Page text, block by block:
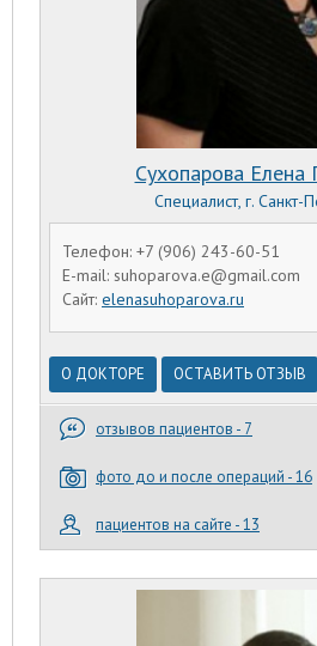
Телефон: +7 (906) 243-60-51
E-mail: suhoparova.e@gmail.com
Сайт: elenasuhoparova.ru
Сухопарова Елена
Специалист, г. Санкт-
О ДОКТОРЕ ОСТАВИТЬ ОТЗЫВ
отзывов пациентов - 7
фото до и после операций - 16
пациентов на сайте - 13